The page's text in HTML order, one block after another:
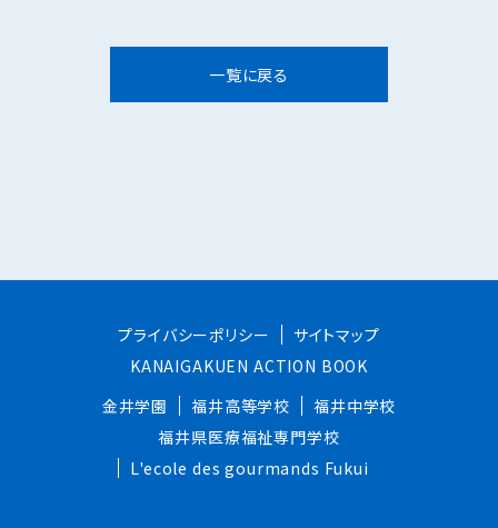
一覧に戻る
プライバシーポリシー
サイトマップ
KANAIGAKUEN ACTION BOOK
金井学園
福井高等学校
福井中学校
福井県医療福祉専門学校
L'ecole des gourmands Fukui